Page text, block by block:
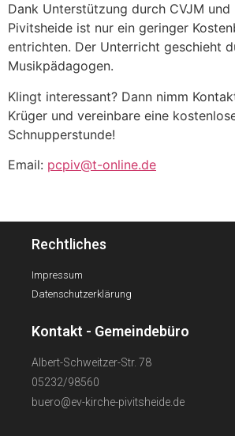
Dank Unterstützung durch CVJM und
Pivitsheide ist nur ein geringer
entrichten. Der Unterricht geschieht
Musikpädagogen.
Klingt interessant? Dann nimm
Krüger und vereinbare eine
Schnupperstunde!
Email: pcpiv@t-online.de
Kontakt - Gemeindebüro
Albert-Schweitzer-Str. 78
05232/98560
buero@ev-kirche-pivitsheide.de
Rechtliches
Impressum
Datenschutzerklärung